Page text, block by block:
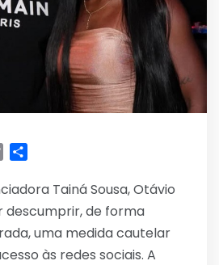
Copy
Tainá Sousa, Otávio
descumprir, de forma
uma medida cautelar
às redes sociais. A